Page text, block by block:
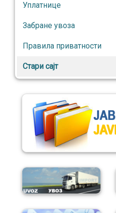
Уплатнице
Забране увоза
Правила приватности
Стари сајт